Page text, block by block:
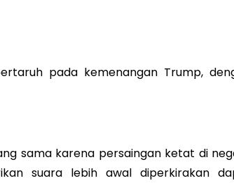
pada kemenangan Trump,
sama karena persaingan ketat di
suara lebih awal diperkirakan